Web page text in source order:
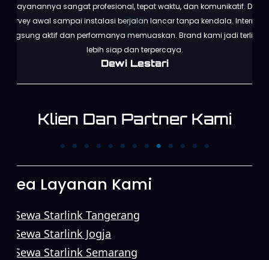
Pelayanannya sangat profesional, tepat waktu, dan komunikatif. Dari
survey awal sampai instalasi berjalan lancar tanpa kendala. Internet
langsung aktif dan performanya memuaskan. Brand kami jadi terlihat
lebih siap dan terpercaya.
Dewi Lestari
Klien Dan Partner Kami
PT. Trans News
Corpora
Area Layanan Kami
Sewa Starlink Tangerang
Sewa Starlink Jogja
Sewa Starlink Semarang